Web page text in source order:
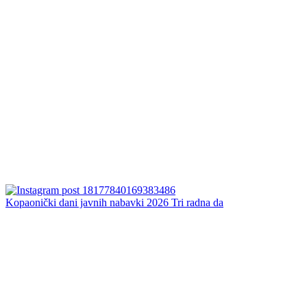
Kopaonički dani javnih nabavki 2026 Tri radna da